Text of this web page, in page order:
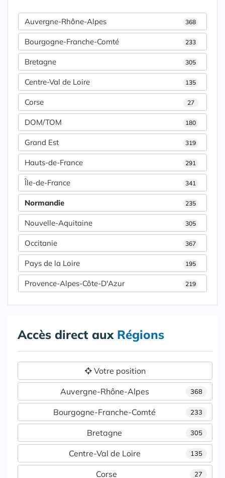
Auvergne-Rhône-Alpes 368
Bourgogne-Franche-Comté 233
Bretagne 305
Centre-Val de Loire 135
Corse 27
DOM/TOM 180
Grand Est 319
Hauts-de-France 291
Île-de-France 341
Normandie 235
Nouvelle-Aquitaine 305
Occitanie 367
Pays de la Loire 195
Provence-Alpes-Côte-D'Azur 219
Accès direct aux Régions
Votre position
368
Auvergne-Rhône-Alpes
233
Bourgogne-Franche-Comté
305
Bretagne
135
Centre-Val de Loire
27
Corse